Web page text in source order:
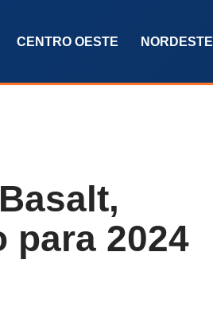
CENTRO OESTE NORDESTE
para 2024